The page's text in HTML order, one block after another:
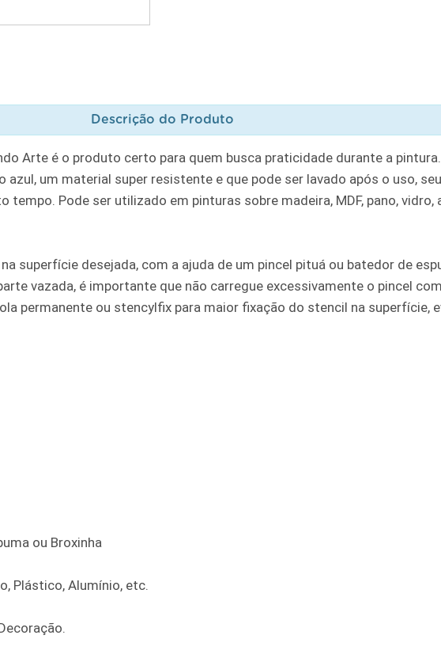
Descrição do Produto
Arte é o produto certo para quem busca praticidade durante a
um material super resistente e que pode ser lavado após o uso,
tempo. Pode ser utilizado em pinturas sobre madeira, MDF, pano, vidro,
superfície desejada, com a ajuda de um pincel pituá ou batedor de
vazada, é importante que não carregue excessivamente o pincel
permanente ou stencylfix para maior fixação do stencil na superfície,
ou Broxinha
Plástico, Alumínio, etc.